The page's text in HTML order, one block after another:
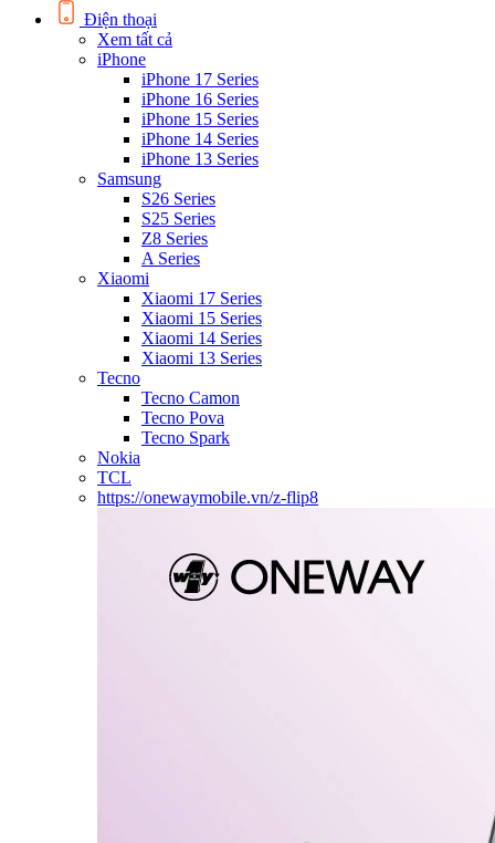
Điện thoại
Xem tất cả
iPhone
iPhone 17 Series
iPhone 16 Series
iPhone 15 Series
iPhone 14 Series
iPhone 13 Series
Samsung
S26 Series
S25 Series
Z8 Series
A Series
Xiaomi
Xiaomi 17 Series
Xiaomi 15 Series
Xiaomi 14 Series
Xiaomi 13 Series
Tecno
Tecno Camon
Tecno Pova
Tecno Spark
Nokia
TCL
https://onewaymobile.vn/z-flip8